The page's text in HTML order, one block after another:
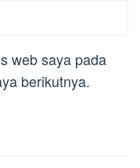
web saya pada
berikutnya.